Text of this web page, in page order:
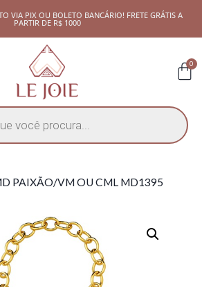
VIA PIX OU BOLETO BANCÁRIO! FRETE GRÁTIS A
PARTIR DE R$ 1000
0
PAIXÃO/VM OU CML MD1395